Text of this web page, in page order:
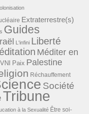
Extraterrestre(s)
Guides
L'infini Liberté
Méditer en
Paix Palestine
Réchauffement
Société
Tribune
à la Sexualité Être soi-